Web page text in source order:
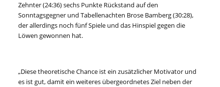
Zehnter (24:36) sechs Punkte Rückstand auf den
Sonntagsgegner und Tabellenachten Brose Bamberg (30:28),
der allerdings noch fünf Spiele und das Hinspiel gegen die
Löwen gewonnen hat.
„Diese theoretische Chance ist ein zusätzlicher Motivator und
es ist gut, damit ein weiteres übergeordnetes Ziel neben der